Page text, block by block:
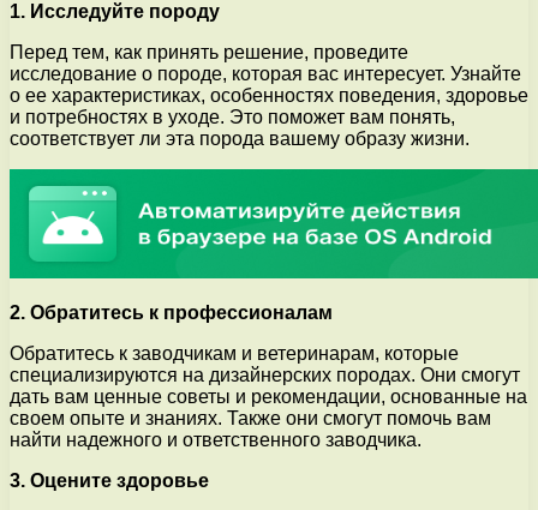
1. Исследуйте породу
Перед тем, как принять решение, проведите
исследование о породе, которая вас интересует. Узнайте
о ее характеристиках, особенностях поведения, здоровье
и потребностях в уходе. Это поможет вам понять,
соответствует ли эта порода вашему образу жизни.
2. Обратитесь к профессионалам
Обратитесь к заводчикам и ветеринарам, которые
специализируются на дизайнерских породах. Они смогут
дать вам ценные советы и рекомендации, основанные на
своем опыте и знаниях. Также они смогут помочь вам
найти надежного и ответственного заводчика.
3. Оцените здоровье